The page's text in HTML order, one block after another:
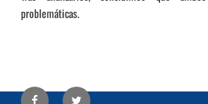
problemáticas.
Facebook Twitter